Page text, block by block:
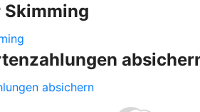
absichern